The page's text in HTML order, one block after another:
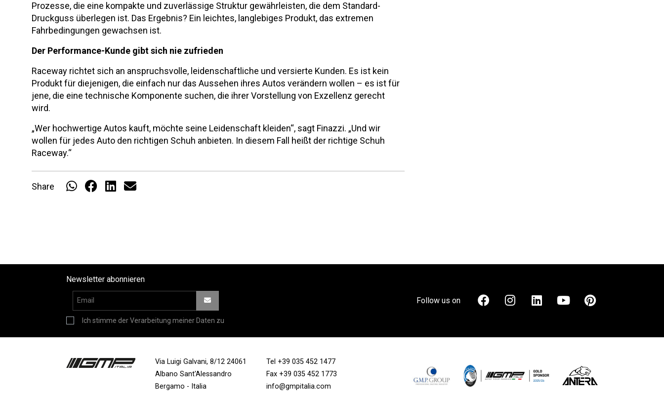
Prozesse, die eine kompakte und zuverlässige Struktur gewährleisten, die dem Standard-
Druckguss überlegen ist. Das Ergebnis? Ein leichtes, langlebiges Produkt, das extremen
Fahrbedingungen gewachsen ist.
Der Performance-Kunde gibt sich nie zufrieden
Raceway richtet sich an anspruchsvolle, leidenschaftliche und versierte Kunden. Es ist kein
Produkt für diejenigen, die einfach nur das Aussehen ihres Autos verändern wollen – es ist für
jene, die eine technische Komponente suchen, die ihrer Vorstellung von Exzellenz gerecht
wird.
„Wer hochwertige Autos kauft, möchte seine Leidenschaft kleiden“, sagt Finazzi. „Und wir
wollen für jedes Auto den richtigen Schuh anbieten. In diesem Fall heißt der richtige Schuh
Raceway.“
Share
Newsletter abonnieren
Ich stimme der Verarbeitung meiner Daten zu
Follow us on
Via Luigi Galvani, 8/12 24061
Albano Sant'Alessandro
Bergamo - Italia
Tel +39 035 452 1477
Fax +39 035 452 1773
info@gmpitalia.com